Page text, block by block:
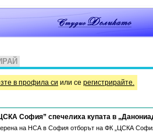
в профила си или се регистрирайте.
София” спечелиха купата в
на НСА в София отборът на ФК „ЦСКА